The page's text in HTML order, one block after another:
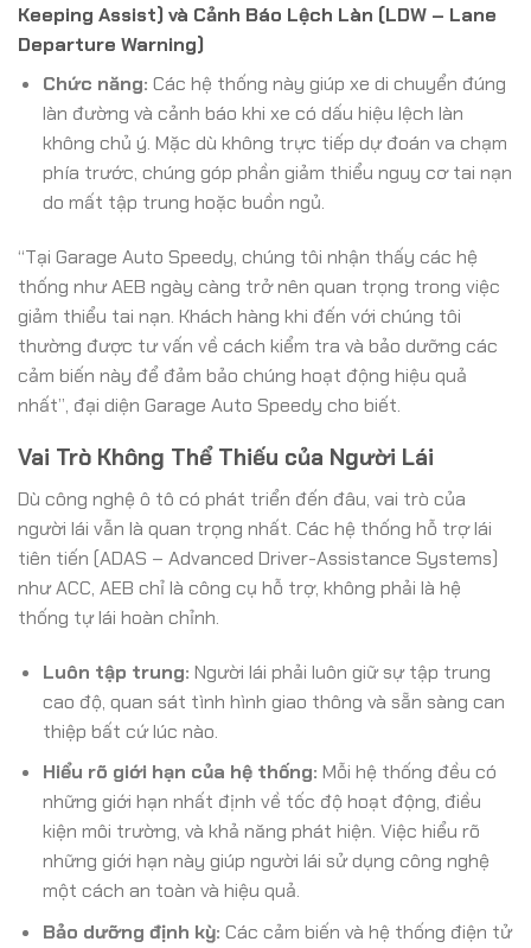
Keeping Assist) và Cảnh Báo Lệch Làn (LDW – Lane
Departure Warning)
Chức năng: Các hệ thống này giúp xe di chuyển đúng
làn đường và cảnh báo khi xe có dấu hiệu lệch làn
không chủ ý. Mặc dù không trực tiếp dự đoán va chạm
phía trước, chúng góp phần giảm thiểu nguy cơ tai nạn
do mất tập trung hoặc buồn ngủ.
“Tại Garage Auto Speedy, chúng tôi nhận thấy các hệ
thống như AEB ngày càng trở nên quan trọng trong việc
giảm thiểu tai nạn. Khách hàng khi đến với chúng tôi
thường được tư vấn về cách kiểm tra và bảo dưỡng các
cảm biến này để đảm bảo chúng hoạt động hiệu quả
nhất”, đại diện Garage Auto Speedy cho biết.
Vai Trò Không Thể Thiếu của Người Lái
Dù công nghệ ô tô có phát triển đến đâu, vai trò của
người lái vẫn là quan trọng nhất. Các hệ thống hỗ trợ lái
tiên tiến (ADAS – Advanced Driver-Assistance Systems)
như ACC, AEB chỉ là công cụ hỗ trợ, không phải là hệ
thống tự lái hoàn chỉnh.
Luôn tập trung: Người lái phải luôn giữ sự tập trung
cao độ, quan sát tình hình giao thông và sẵn sàng can
thiệp bất cứ lúc nào.
Hiểu rõ giới hạn của hệ thống: Mỗi hệ thống đều có
những giới hạn nhất định về tốc độ hoạt động, điều
kiện môi trường, và khả năng phát hiện. Việc hiểu rõ
những giới hạn này giúp người lái sử dụng công nghệ
một cách an toàn và hiệu quả.
Bảo dưỡng định kỳ: Các cảm biến và hệ thống điện tử